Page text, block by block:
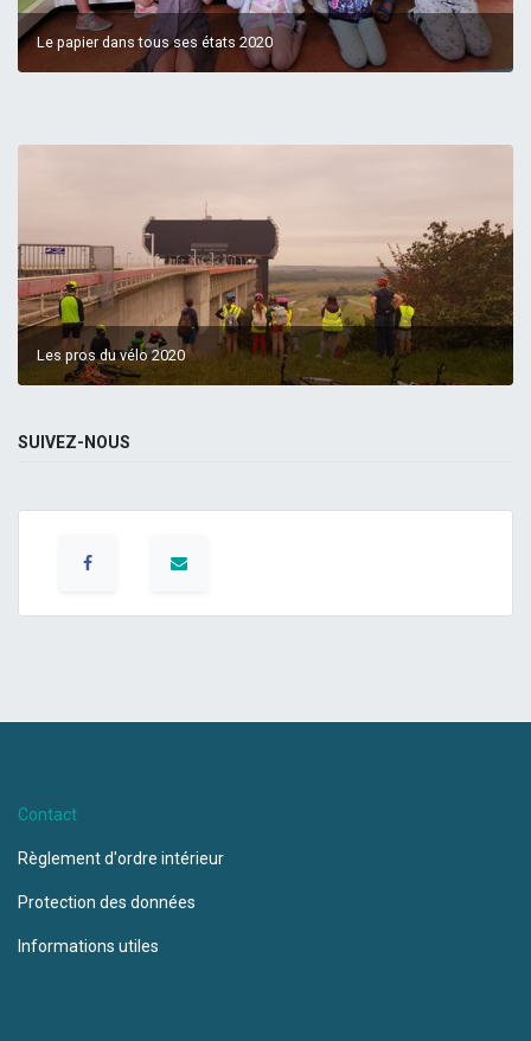
Le papier dans tous ses états 2020
Les pros du vélo 2020
SUIVEZ-NOUS
Contact
Règlement d'ordre intérieur
Protection des données
Informations utiles